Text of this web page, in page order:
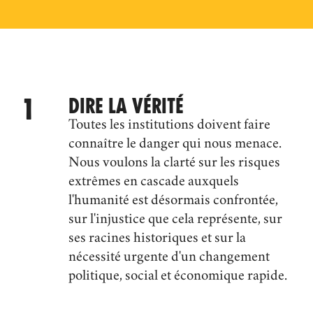
DIRE LA VÉRITÉ
Toutes les institutions doivent faire
connaître le danger qui nous menace.
Nous voulons la clarté sur les risques
extrêmes en cascade auxquels
l'humanité est désormais confrontée,
sur l'injustice que cela représente, sur
ses racines historiques et sur la
nécessité urgente d'un changement
politique, social et économique rapide.